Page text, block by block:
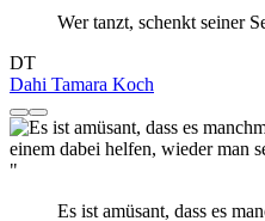
Wer tanzt, schenkt seiner
DT
Dahi Tamara Koch
"
Es ist amüsant, dass es